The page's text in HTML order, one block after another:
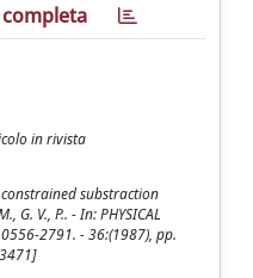
in rivista
substraction
G. V., P.. - In: PHYSICAL
0556-2791. - 36:(1987), pp.